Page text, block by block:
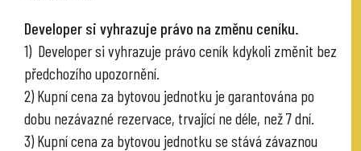
Developer si vyhrazuje právo na změnu ceníku.
1) Developer si vyhrazuje právo ceník kdykoli změnit bez
předchozího upozornění.
2) Kupní cena za bytovou jednotku je garantována po
dobu nezávazné rezervace, trvající ne déle, než 7 dní.
3) Kupní cena za bytovou jednotku se stává závaznou